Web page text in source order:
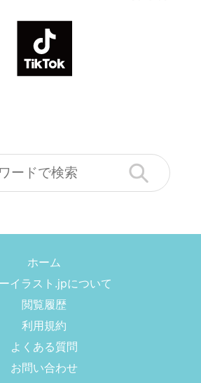
ホーム
イラスト.jpについて
閲覧履歴
利用規約
よくある質問
お問い合わせ